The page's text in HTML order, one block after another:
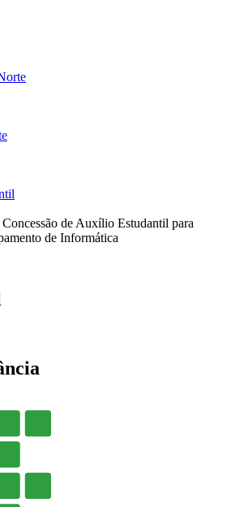
de Auxílio Estudantil para
de Informática